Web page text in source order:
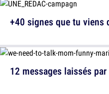
12 messages laissés
+40 signes que tu viens